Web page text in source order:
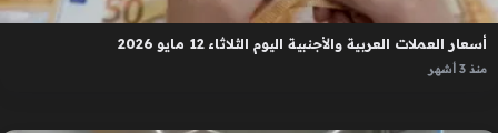
أسعار العملات العربية والأجنبية اليوم الثلاثاء 12 مايو 2026
منذ 3 أشهر